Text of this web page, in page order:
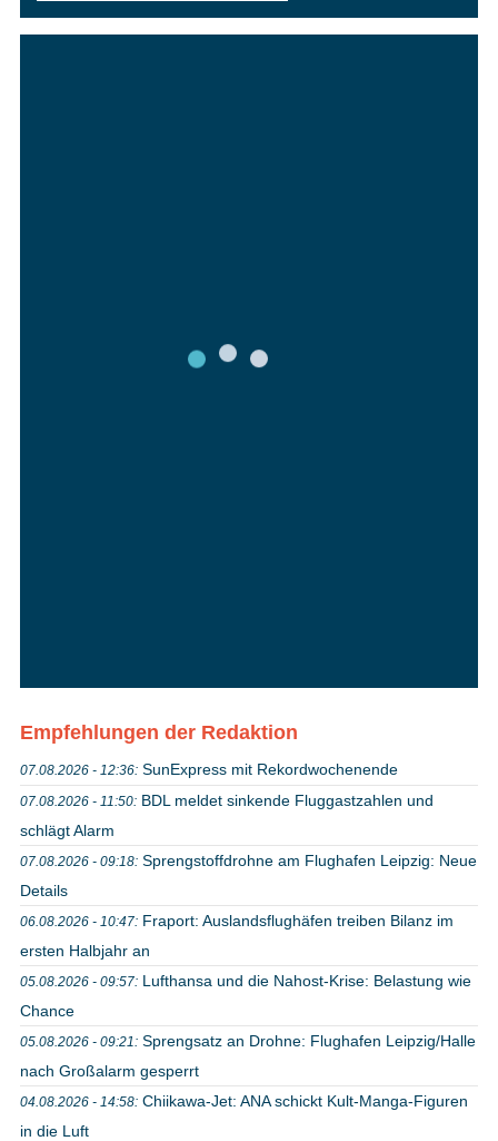
Empfehlungen der Redaktion
07.08.2026 - 12:36: SunExpress mit Rekordwochenende
07.08.2026 - 11:50: BDL meldet sinkende Fluggastzahlen und
schlägt Alarm
07.08.2026 - 09:18: Sprengstoffdrohne am Flughafen Leipzig: Neue
Details
06.08.2026 - 10:47: Fraport: Auslandsflughäfen treiben Bilanz im
ersten Halbjahr an
05.08.2026 - 09:57: Lufthansa und die Nahost-Krise: Belastung wie
Chance
05.08.2026 - 09:21: Sprengsatz an Drohne: Flughafen Leipzig/Halle
nach Großalarm gesperrt
04.08.2026 - 14:58: Chiikawa-Jet: ANA schickt Kult-Manga-Figuren
in die Luft